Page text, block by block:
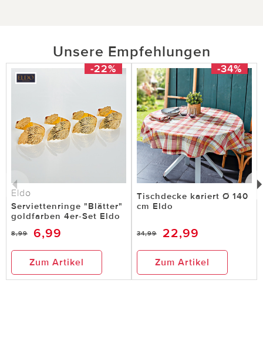
Unsere Empfehlungen
-22%
Eldo
Serviettenringe "Blätter"
goldfarben 4er-Set Eldo
8,99 6,99
Zum Artikel
-34%
Tischdecke kariert Ø 140
cm Eldo
34,99 22,99
Zum Artikel